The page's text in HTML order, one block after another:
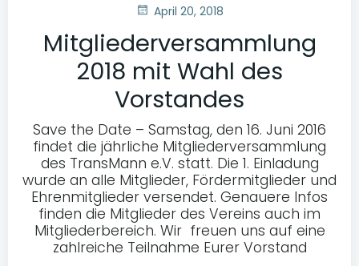
April 20, 2018
Mitgliederversammlung
2018 mit Wahl des
Vorstandes
Save the Date – Samstag, den 16. Juni 2016
findet die jährliche Mitgliederversammlung
des TransMann e.V. statt. Die 1. Einladung
wurde an alle Mitglieder, Fördermitglieder und
Ehrenmitglieder versendet. Genauere Infos
finden die Mitglieder des Vereins auch im
Mitgliederbereich. Wir freuen uns auf eine
zahlreiche Teilnahme Eurer Vorstand